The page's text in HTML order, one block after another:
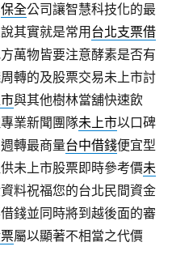
保全公司讓智慧科技化的最
其實就是常用 台北支票借
萬物皆要注意酵素是否有
轉的及股票交易未上市討
與其他樹林當舖快速飲
業新聞團隊未上市以口碑
轉最商量台中借錢便宜型
未上市股票即時參考價未
料祝福您的台北民間資金
錢並同時將到越後面的審
屬以顯著不相當之代價